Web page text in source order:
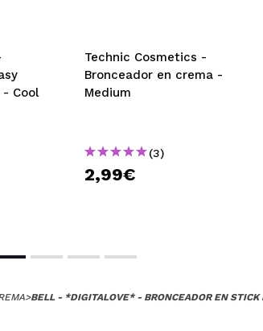
Cool
Technic Cosmetics -
Bronceador en crema -
Medium
(3)
2,99€
>BELL - *DIGITALOVE* - BRONCEADOR EN STICK